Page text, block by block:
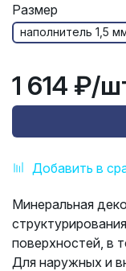
Добавить в
Размер
наполнитель 1,5
1 614 ₽/
Минеральная
поверхностей, в
Для наружных и